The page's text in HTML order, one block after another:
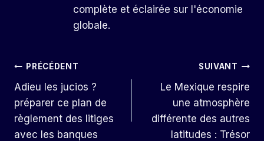
complète et éclairée sur l'économie
globale.
Navigation
De
L’article
PRÉCÉDENT
Adieu les jucios ?
préparer ce plan de
règlement des litiges
avec les banques
SUIVANT
Le Mexique respire
une atmosphère
différente des autres
latitudes : Trésor